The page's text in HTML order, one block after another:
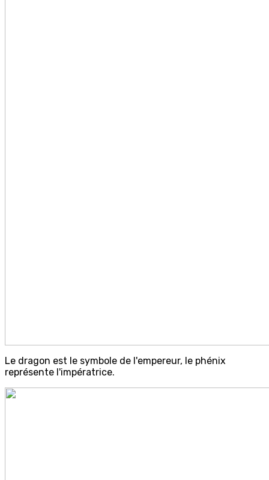
Le dragon est le symbole de l'empereur, le phénix
représente l'impératrice.